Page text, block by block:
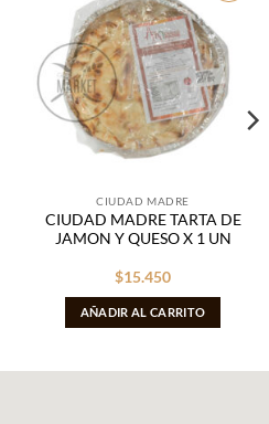
Añadir
a la
lista de
deseos
CIUDAD MADRE
CIUDAD MADRE TARTA DE
JAMON Y QUESO X 1 UN
$15.450
AÑADIR AL CARRITO